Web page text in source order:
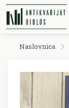
Naslovnica